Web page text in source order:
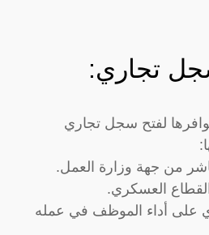
تجاري:
لفتح سجل تجاري
من جهة وزارة العمل.
العسكري.
على أداء الموظف في عمله